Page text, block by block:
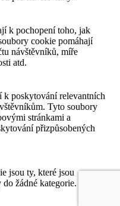
k pochopení toho, jak
cookie pomáhají
návštěvníků, míře
atd.
k poskytování relevantních
Tyto soubory
stránkami a
přizpůsobených
jsou ty, které jsou
žádné kategorie.